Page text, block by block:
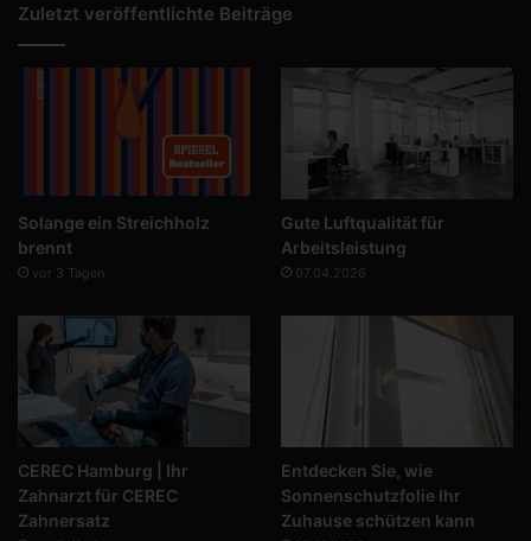
Zuletzt veröffentlichte Beiträge
Solange ein Streichholz
brennt
vor 3 Tagen
Gute Luftqualität für
Arbeitsleistung
07.04.2026
CEREC Hamburg | Ihr
Zahnarzt für CEREC
Zahnersatz
Entdecken Sie, wie
Sonnenschutzfolie Ihr
Zuhause schützen kann